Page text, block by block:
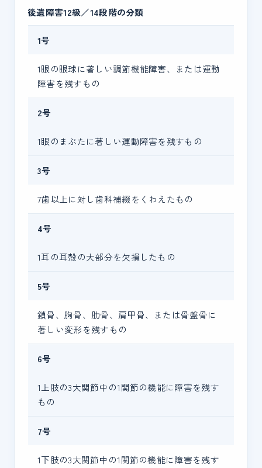
後遺障害12級／14段階の分類
1号
1眼の眼球に著しい調節機能障害、または運動
障害を残すもの
2号
1眼のまぶたに著しい運動障害を残すもの
3号
7歯以上に対し歯科補綴をくわえたもの
4号
1耳の耳殻の大部分を欠損したもの
5号
鎖骨、胸骨、肋骨、肩甲骨、または骨盤骨に
著しい変形を残すもの
6号
1上肢の3大関節中の1関節の機能に障害を残す
もの
7号
1下肢の3大関節中の1関節の機能に障害を残す